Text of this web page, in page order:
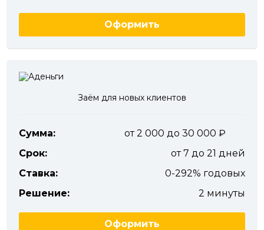
Оформить
Заём для новых клиентов
Сумма:
от 2 000 до 30 000
Срок:
от 7 до 21 дней
Ставка:
0-292% годовых
Решение:
2 минуты
Оформить